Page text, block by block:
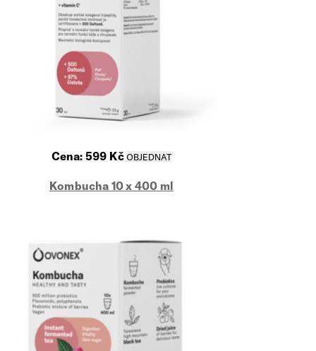
Cena: 599 Kč
Kombucha 10 x 400 ml